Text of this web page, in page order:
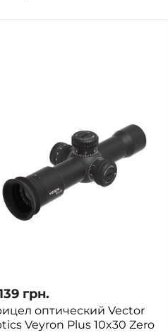
грн.
оптический Vector
Veyron Plus 10x30 Zero